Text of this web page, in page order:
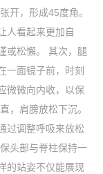
开，形成45度角。
人看起来更加自
或松懈。 其次，腿
一面镜子前，时刻
微微向内收，以保
，肩膀放松下沉。
过调整呼吸来放松
头部与脊柱保持一
的站姿不仅能展现